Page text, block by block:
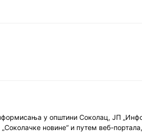
у општини Соколац, ЈП
новине“ и путем веб-